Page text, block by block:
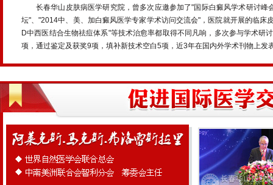
长春华山皮肤病医学研究院，曾多次应邀参加了"国际白癜风学术研讨
坛"、"2014中、美、加白癜风医学专家学术访问交流会"，医院就开展的临
D中西医结合生物祛痘体系"等技术治愈率都取得不同凡响，多次参与学术
项，通过鉴定及获奖9项，填补新技术空白5项，近3年在国内外学术刊物上